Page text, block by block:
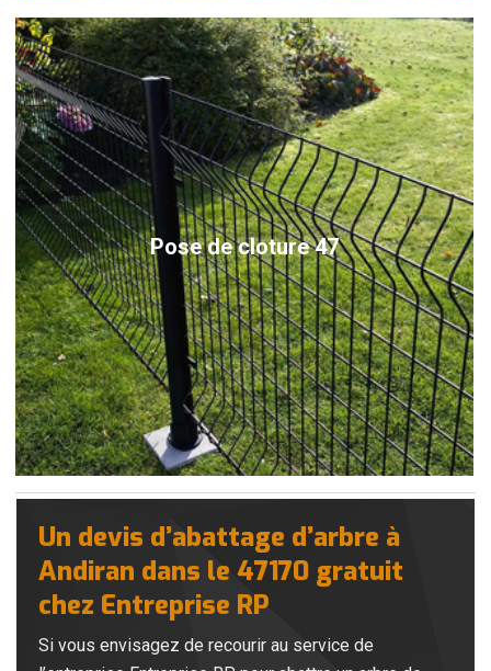
Pose de cloture 47
Un devis d’abattage d’arbre à
Andiran dans le 47170 gratuit
chez Entreprise RP
Si vous envisagez de recourir au service de